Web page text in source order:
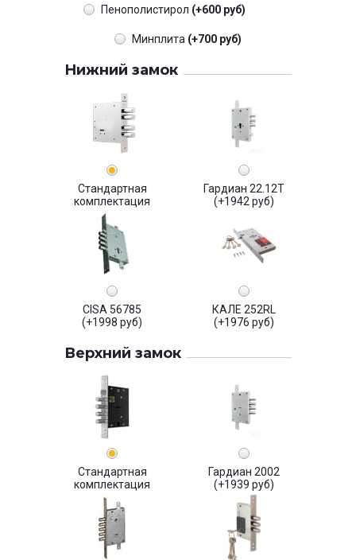
Пенополистирол (+600 руб)
Минплита (+700 руб)
Нижний замок
Стандартная
комплектация
Гардиан 22.12Т
(+1942 руб)
CISA 56785
(+1998 руб)
КАЛЕ 252RL
(+1976 руб)
Верхний замок
Стандартная
комплектация
Гардиан 2002
(+1939 руб)